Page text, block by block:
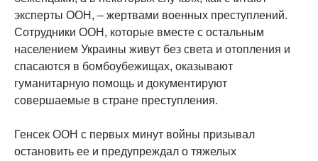
эксперты ООН, – жертвами военных преступлений.
Сотрудники ООН, которые вместе с остальным
населением Украины живут без света и отопления и
спасаются в бомбоубежищах, оказывают
гуманитарную помощь и документируют
совершаемые в стране преступления.
Генсек ООН с первых минут войны призывал
остановить ее и предупреждал о тяжелых